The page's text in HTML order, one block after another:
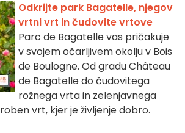
Odkrijte park Bagatelle, njegov
vrtni vrt in čudovite vrtove
Parc de Bagatelle vas pričakuje
v svojem očarljivem okolju v Bois
de Boulogne. Od gradu Château
de Bagatelle do čudovitega
rožnega vrta in zelenjavnega
vrt, kjer je življenje dobro.